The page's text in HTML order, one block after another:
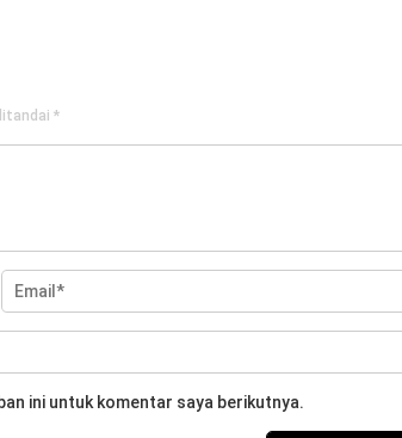
*
ini untuk komentar saya berikutnya.